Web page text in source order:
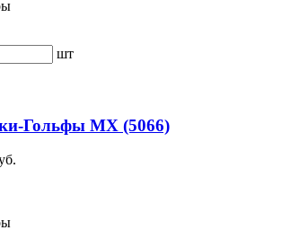
шт
Гольфы MX (5066)